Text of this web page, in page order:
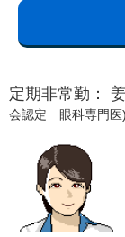
定期非常勤：
会認定 眼科専門医)